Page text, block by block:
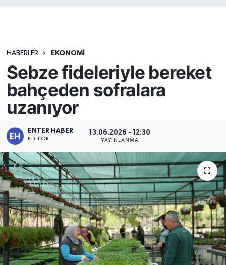
HABERLER EKONOMİ
Sebze fideleriyle bereket
bahçeden sofralara
uzanıyor
ENTER HABER
EDITÖR
13.06.2026 - 12:30
YAYINLANMA